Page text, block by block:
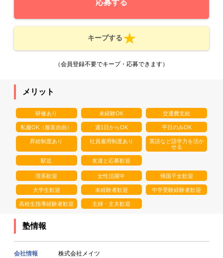
応募する
キープする
（会員登録不要でキープ・応募できます）
メリット
研修あり 未経験OK 交通費支給
私服OK（服装自由） 週1日からOK 平日のみOK
昇給制度あり 社員雇用制度あり
英語など語学力を活か
せる
駅近 友達と応募歓迎
理系歓迎 女性活躍中 帰国子女歓迎
大学生歓迎 未経験者歓迎 中学受験経験者歓迎
高校生指導経験者歓迎 主婦・主夫歓迎
塾情報
会社情報
株式会社メイツ